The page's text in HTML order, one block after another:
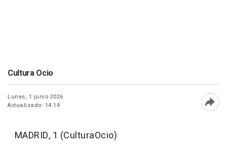
Cultura Ocio
Lunes, 1 junio 2026
Actualizado: 14:14
MADRID, 1 (CulturaOcio)